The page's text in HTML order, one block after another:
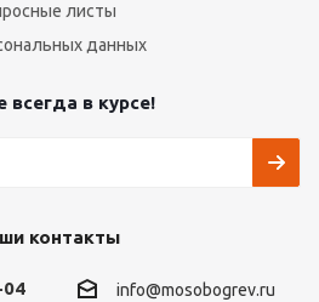
листы
данных
всегда в курсе!
контакты
04 info@mosobogrev.ru